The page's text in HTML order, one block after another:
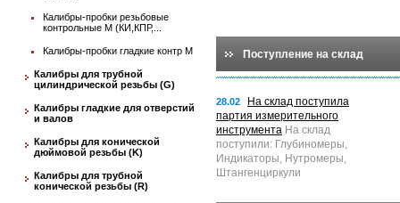
Калибры-пробки резьбовые
контрольные М (КИ,КПР,...
Калибры-пробки гладкие контр М
Калибры для трубной
цилиндрической резьбы (G)
Калибры гладкие для отверстий
и валов
Калибры для конической
дюймовой резьбы (K)
Калибры для трубной
конической резьбы (R)
Поступление на склад
28.02
На склад поступила
партия измерительного
инструмента На склад
поступили: Глубиномеры,
Индикаторы, Нутромеры,
Штангенциркули